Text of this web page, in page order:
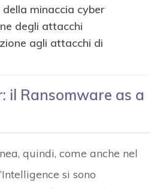
minaccia cyber
degli attacchi
agli attacchi di
il Ransomware as a
quindi, come anche nel
si sono